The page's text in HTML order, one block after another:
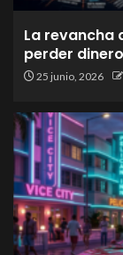
La revancha
perder
25 junio, 2026